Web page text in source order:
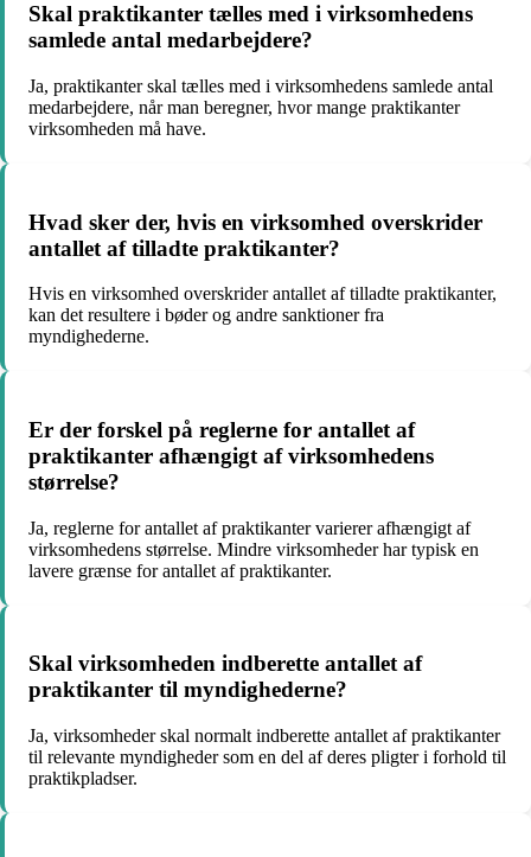
Skal praktikanter tælles med i virksomhedens
samlede antal medarbejdere?
Ja, praktikanter skal tælles med i virksomhedens samlede antal
medarbejdere, når man beregner, hvor mange praktikanter
virksomheden må have.
Hvad sker der, hvis en virksomhed overskrider
antallet af tilladte praktikanter?
Hvis en virksomhed overskrider antallet af tilladte praktikanter,
kan det resultere i bøder og andre sanktioner fra
myndighederne.
Er der forskel på reglerne for antallet af
praktikanter afhængigt af virksomhedens
størrelse?
Ja, reglerne for antallet af praktikanter varierer afhængigt af
virksomhedens størrelse. Mindre virksomheder har typisk en
lavere grænse for antallet af praktikanter.
Skal virksomheden indberette antallet af
praktikanter til myndighederne?
Ja, virksomheder skal normalt indberette antallet af praktikanter
til relevante myndigheder som en del af deres pligter i forhold til
praktikpladser.